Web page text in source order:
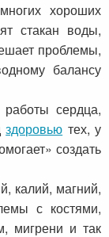
хороших
стакан воды,
проблемы,
балансу
сердца,
здоровью тех, у
создать
калий, магний,
с костями,
мигрени и так